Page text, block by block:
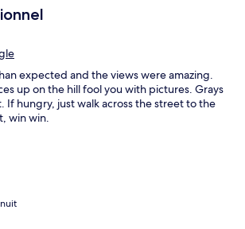
expected and the views were amazing.
up on the hill fool you with pictures. Grays
If hungry, just walk across the street to the
win win.